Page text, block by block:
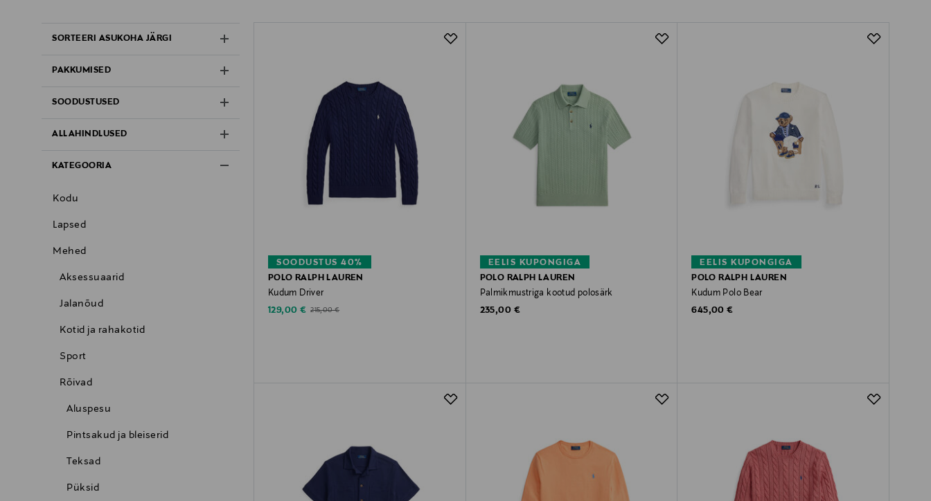
SORTEERI ASUKOHA JÄRGI
PAKKUMISED
SOODUSTUSED
ALLAHINDLUSED
KATEGOORIA
Kodu
Lapsed
Mehed
Aksessuaarid
Jalanõud
Kotid ja rahakotid
Sport
Rõivad
Aluspesu
Pintsakud ja bleiserid
Teksad
Püksid
SOODUSTUS 40%
POLO RALPH LAUREN
Kudum Driver
Discounted Price
129,00 € Original Price
215,00 €
EELIS KUPONGIGA
POLO RALPH LAUREN
Palmikmustriga kootud polosärk
Original Price
235,00 €
EELIS KUPONGIGA
POLO RALPH LAUREN
Kudum Polo Bear
Original Price
645,00 €